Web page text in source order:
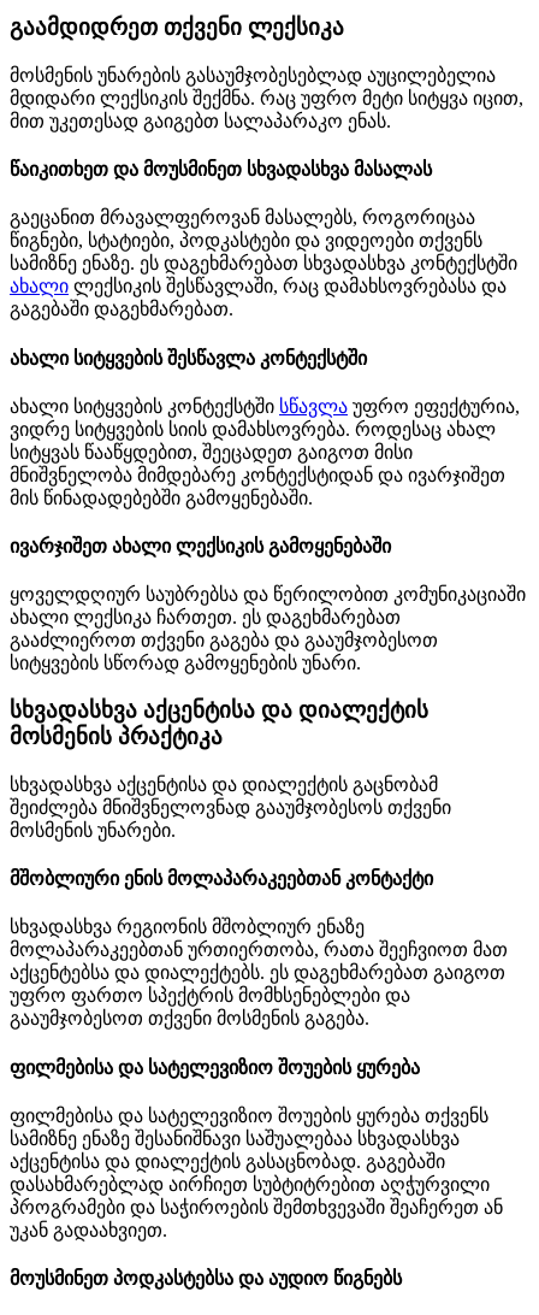
გაამდიდრეთ თქვენი ლექსიკა
მოსმენის უნარების გასაუმჯობესებლად აუცილებელია
მდიდარი ლექსიკის შექმნა. რაც უფრო მეტი სიტყვა იცით,
მით უკეთესად გაიგებთ სალაპარაკო ენას.
წაიკითხეთ და მოუსმინეთ სხვადასხვა მასალას
გაეცანით მრავალფეროვან მასალებს, როგორიცაა
წიგნები, სტატიები, პოდკასტები და ვიდეოები თქვენს
სამიზნე ენაზე. ეს დაგეხმარებათ სხვადასხვა კონტექსტში
ახალი ლექსიკის შესწავლაში, რაც დამახსოვრებასა და
გაგებაში დაგეხმარებათ.
ახალი სიტყვების შესწავლა კონტექსტში
ახალი სიტყვების კონტექსტში სწავლა უფრო ეფექტურია,
ვიდრე სიტყვების სიის დამახსოვრება. როდესაც ახალ
სიტყვას წააწყდებით, შეეცადეთ გაიგოთ მისი
მნიშვნელობა მიმდებარე კონტექსტიდან და ივარჯიშეთ
მის წინადადებებში გამოყენებაში.
ივარჯიშეთ ახალი ლექსიკის გამოყენებაში
ყოველდღიურ საუბრებსა და წერილობით კომუნიკაციაში
ახალი ლექსიკა ჩართეთ. ეს დაგეხმარებათ
გააძლიეროთ თქვენი გაგება და გააუმჯობესოთ
სიტყვების სწორად გამოყენების უნარი.
სხვადასხვა აქცენტისა და დიალექტის
მოსმენის პრაქტიკა
სხვადასხვა აქცენტისა და დიალექტის გაცნობამ
შეიძლება მნიშვნელოვნად გააუმჯობესოს თქვენი
მოსმენის უნარები.
მშობლიური ენის მოლაპარაკეებთან კონტაქტი
სხვადასხვა რეგიონის მშობლიურ ენაზე
მოლაპარაკეებთან ურთიერთობა, რათა შეეჩვიოთ მათ
აქცენტებსა და დიალექტებს. ეს დაგეხმარებათ გაიგოთ
უფრო ფართო სპექტრის მომხსენებლები და
გააუმჯობესოთ თქვენი მოსმენის გაგება.
ფილმებისა და სატელევიზიო შოუების ყურება
ფილმებისა და სატელევიზიო შოუების ყურება თქვენს
სამიზნე ენაზე შესანიშნავი საშუალებაა სხვადასხვა
აქცენტისა და დიალექტის გასაცნობად. გაგებაში
დასახმარებლად აირჩიეთ სუბტიტრებით აღჭურვილი
პროგრამები და საჭიროების შემთხვევაში შეაჩერეთ ან
უკან გადაახვიეთ.
მოუსმინეთ პოდკასტებსა და აუდიო წიგნებს